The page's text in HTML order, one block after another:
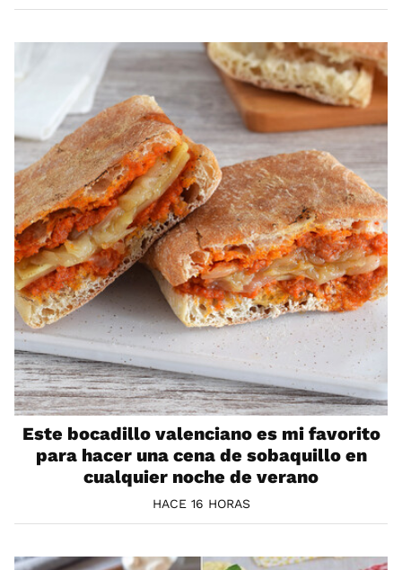
Este bocadillo valenciano es mi favorito
para hacer una cena de sobaquillo en
cualquier noche de verano
HACE 16 HORAS